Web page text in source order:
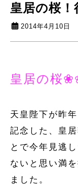
皇居の桜！
2014年4月10日
皇居の桜
天皇陛下が昨
記念した、皇
とで今年見逃
ないと思い満
ました。